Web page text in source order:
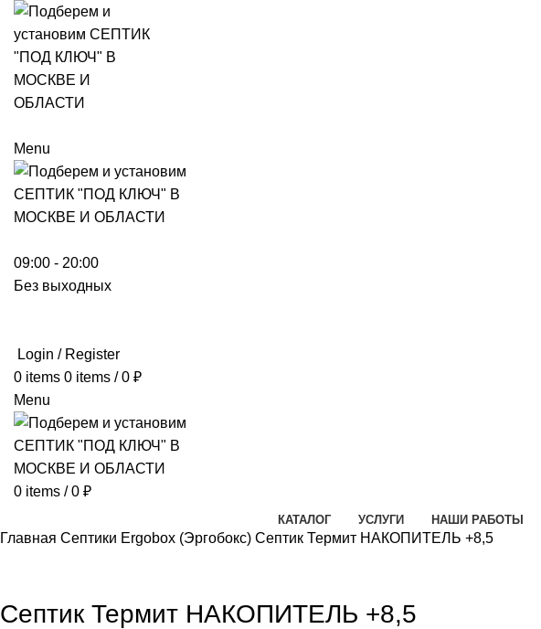
Menu
09:00 - 20:00
Без выходных
Login / Register
0 items 0 items / 0 ₽
Menu
0 items / 0 ₽
КАТАЛОГ УСЛУГИ НАШИ РАБОТЫ
Главная Септики Ergobox (Эргобокс) Септик Термит НАКОПИТЕЛЬ +8,5
Септик Термит НАКОПИТЕЛЬ +8,5